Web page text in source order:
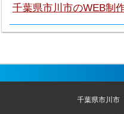
千葉県市川市のWEB制
千葉県市川市